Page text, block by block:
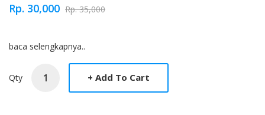
Rp. 30,000 Rp. 35,000
baca selengkapnya..
Qty